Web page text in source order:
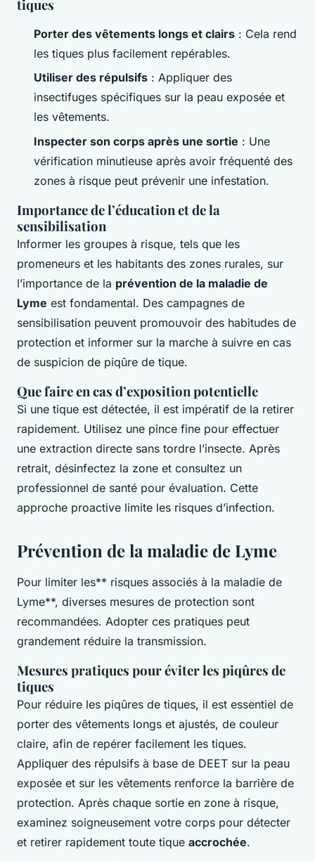
tiques
Porter des vêtements longs et clairs : Cela rend
les tiques plus facilement repérables.
Utiliser des répulsifs : Appliquer des
insectifuges spécifiques sur la peau exposée et
les vêtements.
Inspecter son corps après une sortie : Une
vérification minutieuse après avoir fréquenté des
zones à risque peut prévenir une infestation.
Importance de l’éducation et de la
sensibilisation
Informer les groupes à risque, tels que les
promeneurs et les habitants des zones rurales, sur
l’importance de la prévention de la maladie de
Lyme est fondamental. Des campagnes de
sensibilisation peuvent promouvoir des habitudes de
protection et informer sur la marche à suivre en cas
de suspicion de piqûre de tique.
Que faire en cas d’exposition potentielle
Si une tique est détectée, il est impératif de la retirer
rapidement. Utilisez une pince fine pour effectuer
une extraction directe sans tordre l’insecte. Après
retrait, désinfectez la zone et consultez un
professionnel de santé pour évaluation. Cette
approche proactive limite les risques d’infection.
Prévention de la maladie de Lyme
Pour limiter les** risques associés à la maladie de
Lyme**, diverses mesures de protection sont
recommandées. Adopter ces pratiques peut
grandement réduire la transmission.
Mesures pratiques pour éviter les piqûres de
tiques
Pour réduire les piqûres de tiques, il est essentiel de
porter des vêtements longs et ajustés, de couleur
claire, afin de repérer facilement les tiques.
Appliquer des répulsifs à base de DEET sur la peau
exposée et sur les vêtements renforce la barrière de
protection. Après chaque sortie en zone à risque,
examinez soigneusement votre corps pour détecter
et retirer rapidement toute tique accrochée.